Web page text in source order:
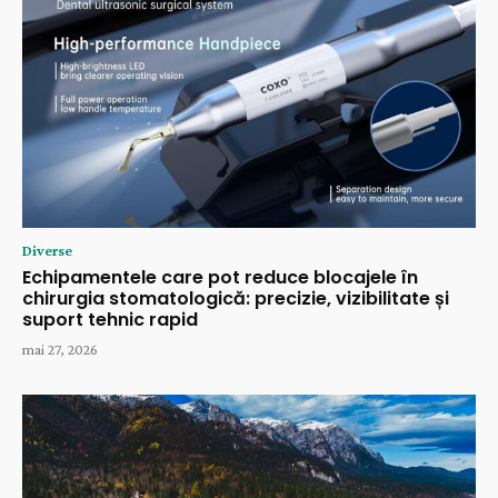
Diverse
Echipamentele care pot reduce blocajele în
chirurgia stomatologică: precizie, vizibilitate și
suport tehnic rapid
mai 27, 2026